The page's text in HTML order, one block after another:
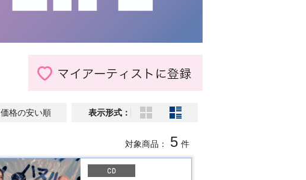
価格の安い順 表示形式：
対象商品： 5 件